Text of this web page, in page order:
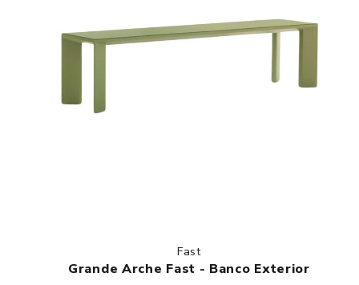
Fast
Grande Arche Fast - Banco Exterior